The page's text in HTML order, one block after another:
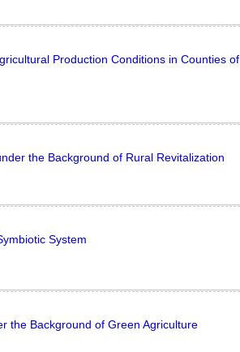
Production Conditions in Counties of
the Background of Rural Revitalization
System
the Background of Green Agriculture